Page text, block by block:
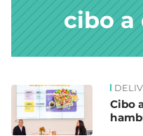
cibo
News
Cibo